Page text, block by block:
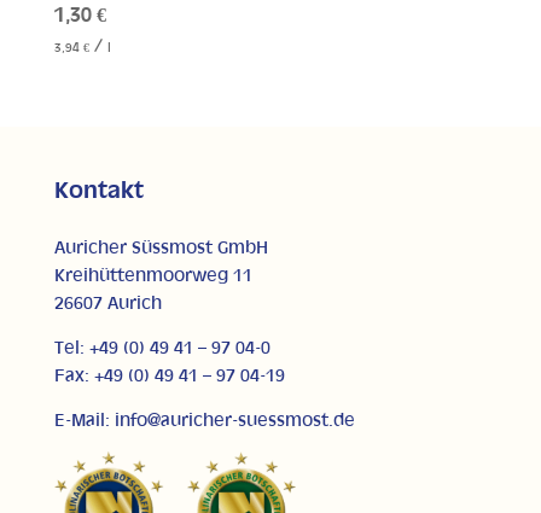
1,30 €
3,94 €/
Kontakt
Auricher Süssmost GmbH
Kreihüttenmoorweg 11
26607 Aurich
Tel: +49 (0) 49 41 – 97 04-0
Fax: +49 (0) 49 41 – 97 04-19
E-Mail: info@auricher-suessmost.de